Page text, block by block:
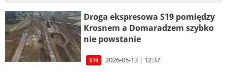
Droga ekspresowa S19 pomiędzy
Krosnem a Domaradzem szybko
nie powstanie
S19 2026-05-13 | 12:37